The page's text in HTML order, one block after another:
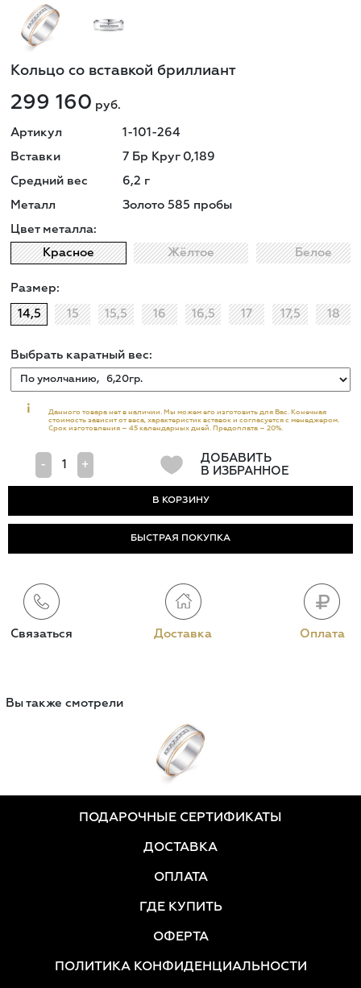
Кольцо со вставкой бриллиант
299 160 руб.
Артикул 1-101-264
Вставки 7 Бр Круг 0,189
Средний вес 6,2 г
Металл Золото 585 пробы
Цвет металла:
Красное Жёлтое Белое
Размер:
14,5 15 15,5 16 16,5 17 17,5 18
Выбрать каратный вес:
i
Данного товара нет в наличии. Мы можем его изготовить для Вас. Конечная
стоимость зависит от веса, характеристик вставок и согласуется с менеджером.
Срок изготовления – 45 календарных дней. Предоплата – 20%.
- +
ДОБАВИТЬ
В ИЗБРАННОЕ
БЫСТРАЯ ПОКУПКА
Связаться Доставка Оплата
Вы также смотрели
ПОДАРОЧНЫЕ СЕРТИФИКАТЫ
ДОСТАВКА
ОПЛАТА
ГДЕ КУПИТЬ
ОФЕРТА
ПОЛИТИКА КОНФИДЕНЦИАЛЬНОСТИ